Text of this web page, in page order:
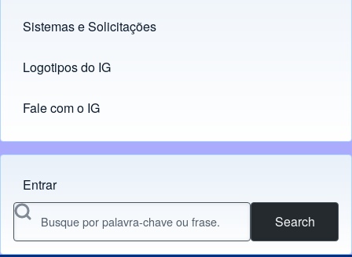
Sistemas e Solicitações
(opens in new tab)
Logotipos do IG
(opens in new tab)
Fale com o IG
Menu do usuário
Entrar
Search